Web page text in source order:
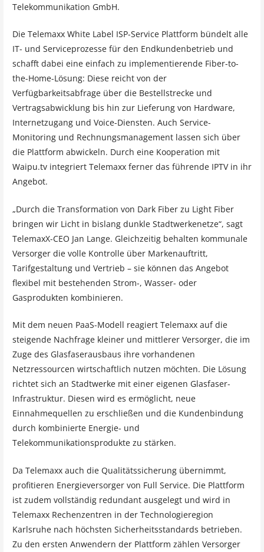
Telekommunikation GmbH.
Die Telemaxx White Label ISP-Service Plattform bündelt alle
IT- und Serviceprozesse für den Endkundenbetrieb und
schafft dabei eine einfach zu implementierende Fiber-to-
the-Home-Lösung: Diese reicht von der
Verfügbarkeitsabfrage über die Bestellstrecke und
Vertragsabwicklung bis hin zur Lieferung von Hardware,
Internetzugang und Voice-Diensten. Auch Service-
Monitoring und Rechnungsmanagement lassen sich über
die Plattform abwickeln. Durch eine Kooperation mit
Waipu.tv integriert Telemaxx ferner das führende IPTV in ihr
Angebot.
„Durch die Transformation von Dark Fiber zu Light Fiber
bringen wir Licht in bislang dunkle Stadtwerkenetze“, sagt
TelemaxX-CEO Jan Lange. Gleichzeitig behalten kommunale
Versorger die volle Kontrolle über Markenauftritt,
Tarifgestaltung und Vertrieb – sie können das Angebot
flexibel mit bestehenden Strom-, Wasser- oder
Gasprodukten kombinieren.
Mit dem neuen PaaS-Modell reagiert Telemaxx auf die
steigende Nachfrage kleiner und mittlerer Versorger, die im
Zuge des Glasfaserausbaus ihre vorhandenen
Netzressourcen wirtschaftlich nutzen möchten. Die Lösung
richtet sich an Stadtwerke mit einer eigenen Glasfaser-
Infrastruktur. Diesen wird es ermöglicht, neue
Einnahmequellen zu erschließen und die Kundenbindung
durch kombinierte Energie- und
Telekommunikationsprodukte zu stärken.
Da Telemaxx auch die Qualitätssicherung übernimmt,
profitieren Energieversorger von Full Service. Die Plattform
ist zudem vollständig redundant ausgelegt und wird in
Telemaxx Rechenzentren in der Technologieregion
Karlsruhe nach höchsten Sicherheitsstandards betrieben.
Zu den ersten Anwendern der Plattform zählen Versorger